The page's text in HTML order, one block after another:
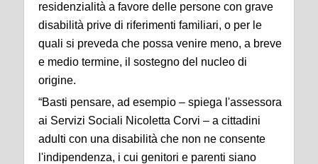
residenzialità a favore delle persone con grave
disabilità prive di riferimenti familiari, o per le
quali si preveda che possa venire meno, a breve
e medio termine, il sostegno del nucleo di
origine.
“Basti pensare, ad esempio – spiega l'assessora
ai Servizi Sociali Nicoletta Corvi – a cittadini
adulti con una disabilità che non ne consente
l'indipendenza, i cui genitori e parenti siano